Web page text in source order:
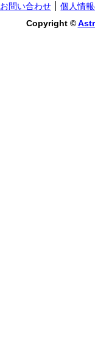
お問い合わせ
個人情
Copyright ©